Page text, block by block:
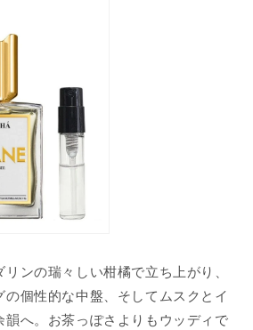
ンの瑞々しい柑橘で立ち上がり、
個性的な中盤、そしてムスクとイ
韻へ。お茶っぽさよりもウッディで